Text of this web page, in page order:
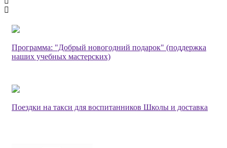
Программа: "Добрый новогодний подарок" (поддержка
наших учебных мастерских)
Поездки на такси для воспитанников Школы и доставка